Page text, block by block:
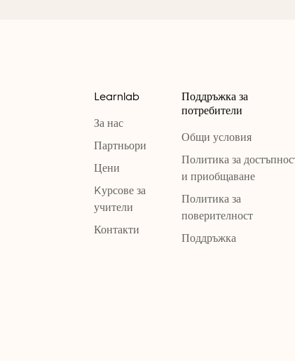
Learnlab
За нас
Партньори
Цени
Kурсове за
учители
Контакти
Поддръжка за
потребители
Общи условия
Политика за
и приобщаване
Политика за
поверителност
Поддръжка